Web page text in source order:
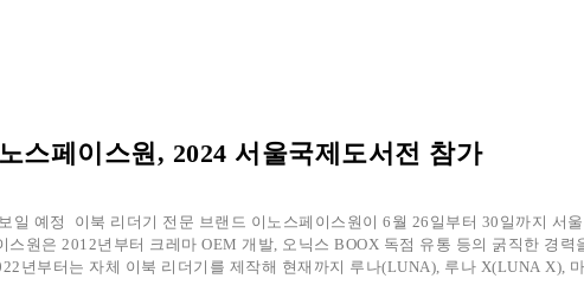
스페이스원, 2024 서울국제도서전 참가
일 예정 이북 리더기 전문 브랜드 이노스페이스원이 6월 26일부터 30일까지 서
원은 2012년부터 크레마 OEM 개발, 오닉스 BOOX 독점 유통 등의 굵직한 경력
년부터는 자체 이북 리더기를 제작해 현재까지 루나(LUNA), 루나 X(LUNA X),